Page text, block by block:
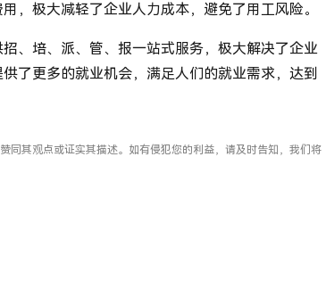
，极大减轻了企业人力成本，避免了用工风险。
、培、派、管、报一站式服务，极大解决了企业
了更多的就业机会，满足人们的就业需求，达到
同其观点或证实其描述。如有侵犯您的利益，请及时告知，我们将